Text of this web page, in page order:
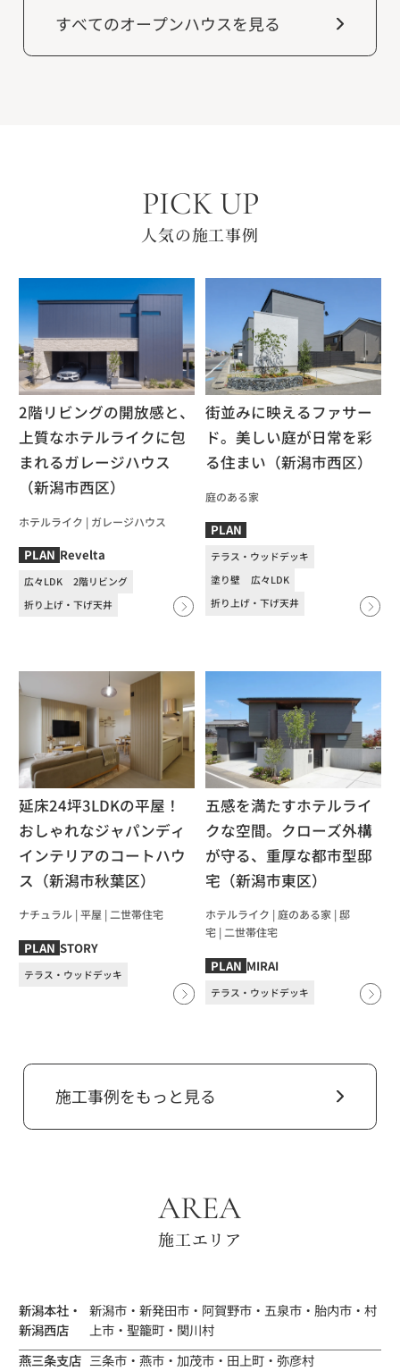
すべてのオープンハウスを見る
PICK UP
人気の施工事例
2階リビングの開放感と、
上質なホテルライクに包
まれるガレージハウス
（新潟市西区）
ホテルライク | ガレージハウス
PLAN Revelta
広々LDK
2階リビング
折り上げ・下げ天井
街並みに映えるファサー
ド。美しい庭が日常を彩
る住まい（新潟市西区）
庭のある家
PLAN
テラス・ウッドデッキ
塗り壁
広々LDK
折り上げ・下げ天井
延床24坪3LDKの平屋！
おしゃれなジャパンディ
インテリアのコートハウ
ス（新潟市秋葉区）
ナチュラル| 平屋 | ⼆世帯住宅
PLAN STORY
テラス・ウッドデッキ
五感を満たすホテルライ
クな空間。クローズ外構
が守る、重厚な都市型邸
宅（新潟市東区）
ホテルライク | 庭のある家| 邸
宅| ⼆世帯住宅
PLAN MIRAI
テラス・ウッドデッキ
施工事例をもっと見る
AREA
施工エリア
新潟本社・
新潟西店
新潟市・新発田市・阿賀野市・五泉市・胎内市・村
上市・聖籠町・関川村
燕三条支店 三条市・燕市・加茂市・田上町・弥彦村